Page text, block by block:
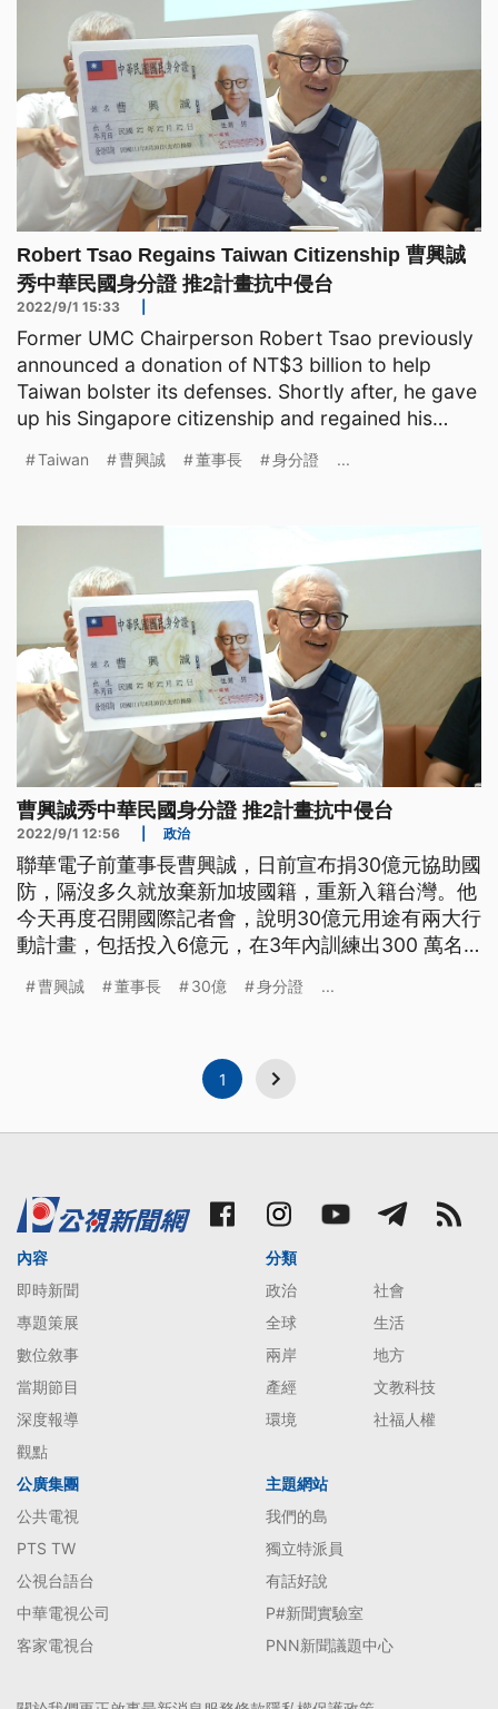
Robert Tsao Regains Taiwan Citizenship 曹興誠
秀中華民國身分證 推2計畫抗中侵台
2022/9/1 15:33
Former UMC Chairperson Robert Tsao previously
announced a donation of NT$3 billion to help
Taiwan bolster its defenses. Shortly after, he gave
up his Singapore citizenship and regained his
Taiwan 曹興誠 董事長 身分證 ...
曹興誠秀中華民國身分證 推2計畫抗中侵台
2022/9/1 12:56 政治
聯華電子前董事長曹興誠，日前宣布捐30億元協助國
防，隔沒多久就放棄新加坡國籍，重新入籍台灣。他
今天再度召開國際記者會，說明30億元用途有兩大行
動計畫，包括投入6億元，在3年內訓練出300 萬名
間神射手。
曹興誠 董事長 30億 身分證 ...
1
內容
即時新聞
專題策展
數位敘事
當期節目
深度報導
觀點
分類
政治
社會
全球
生活
兩岸
地方
產經
文教科技
環境
社福人權
公廣集團
公共電視
PTS TW
公視台語台
中華電視公司
客家電視台
主題網站
我們的島
獨立特派員
有話好說
P#新聞實驗室
PNN新聞議題中心